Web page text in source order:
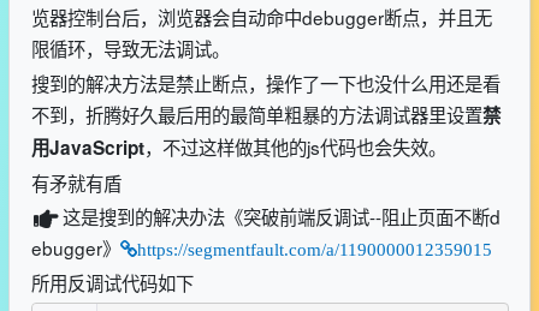
览器控制台后，浏览器会自动命中debugger断点，并且无
限循环，导致无法调试。
搜到的解决方法是禁止断点，操作了一下也没什么用还是看
不到，折腾好久最后用的最简单粗暴的方法调试器里设置禁
用JavaScript，不过这样做其他的js代码也会失效。
有矛就有盾
这是搜到的解决办法《突破前端反调试--阻止页面不断d
ebugger》
https://segmentfault.com/a/1190000012359015
所用反调试代码如下